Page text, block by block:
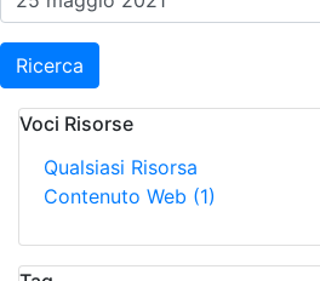
Ricerca
Voci Risorse
Qualsiasi Risorsa
Contenuto Web (1)